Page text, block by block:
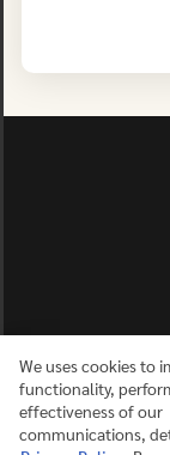
We uses cookies to
functionality,
effectiveness of our
communications,